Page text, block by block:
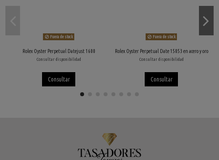
Fuera de stock
Rolex Oyster Perpetual Datejust 1600
Consultar disponibilidad
Consultar
Fuera de stock
Rolex Oyster Perpetual Date 15053 en acero y oro
Consultar disponibilidad
Consultar